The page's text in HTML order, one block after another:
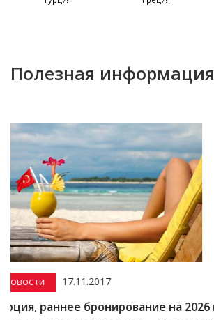
Полезная информация
бронирование на 2026 год.